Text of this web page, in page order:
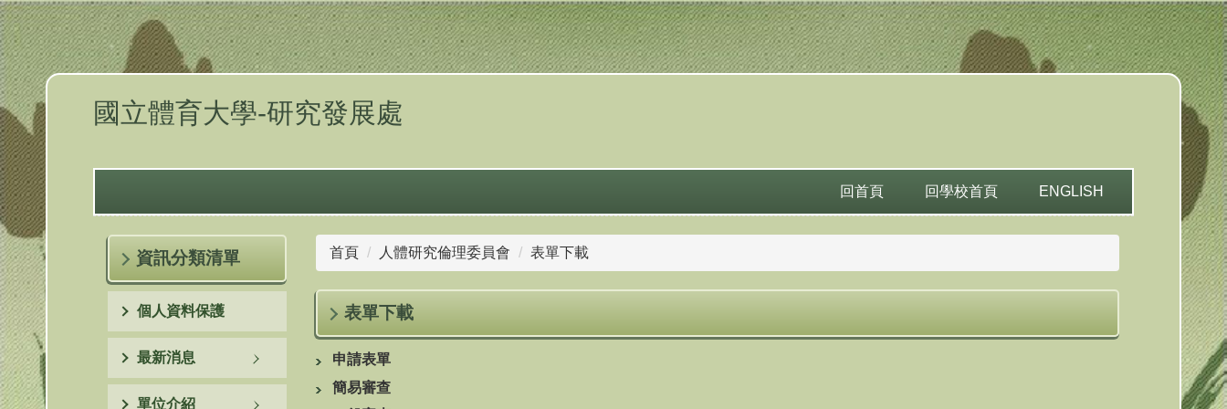
跳
到
主
要
內
容
區
國立體育大學-研究發展處
回首頁 回學校首頁 ENGLISH
資訊分類清單
個人資料保護
最新消息
單位介紹
首頁 人體研究倫理委員會 表單下載
表單下載
申請表單
簡易審查